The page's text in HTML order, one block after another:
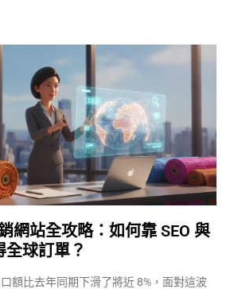
網站全攻略：如何靠 SEO 與
球訂單？
額比去年同期下滑了將近 8%，面對這波